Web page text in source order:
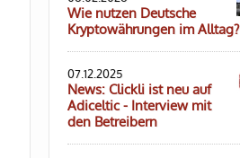
Wie nutzen Deutsche
Kryptowährungen im Alltag?
07.12.2025
News: Clickli ist neu auf
Adiceltic - Interview mit
den Betreibern